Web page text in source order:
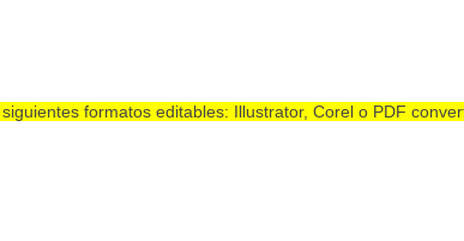
formatos editables: Illustrator, Corel o PDF